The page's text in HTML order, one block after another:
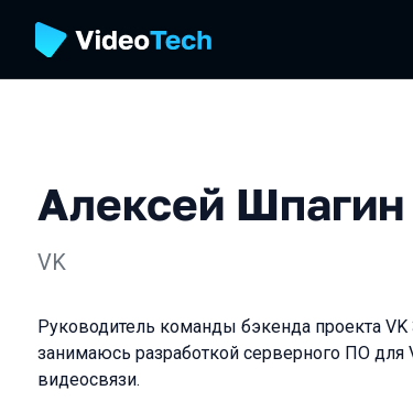
Алексей Шпагин
VK
Руководитель команды бэкенда проекта
занимаюсь разработкой серверного ПО для
видеосвязи.